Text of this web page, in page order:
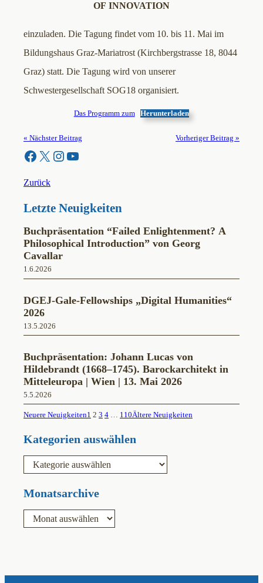
OF INNOVATION
einzuladen. Die Tagung findet vom 10. bis 11. Mai im
Bildungshaus Graz-Mariatrost (Kirchbergstrasse 18, 8044
Graz) statt. Die Tagung wird von unserer
Schwestergesellschaft SOG18 organisiert.
Das Programm zum Herunterladen
« Nächster Beitrag Vorheriger Beitrag »
Facebook X Instagram YouTube
Zurück
Letzte Neuigkeiten
Buchpräsentation “Failed Enlightenment? A
Philosophical Introduction” von Georg
Cavallar
1.6.2026
DGEJ-Gale-Fellowships „Digital Humanities“
2026
13.5.2026
Buchpräsentation: Johann Lucas von
Hildebrandt (1668–1745). Barockarchitekt in
Mitteleuropa | Wien | 13. Mai 2026
5.5.2026
Neuere Neuigkeiten1 2 3 4 … 110Ältere Neuigkeiten
Kategorien auswählen
e
g
i
Monatsarchive